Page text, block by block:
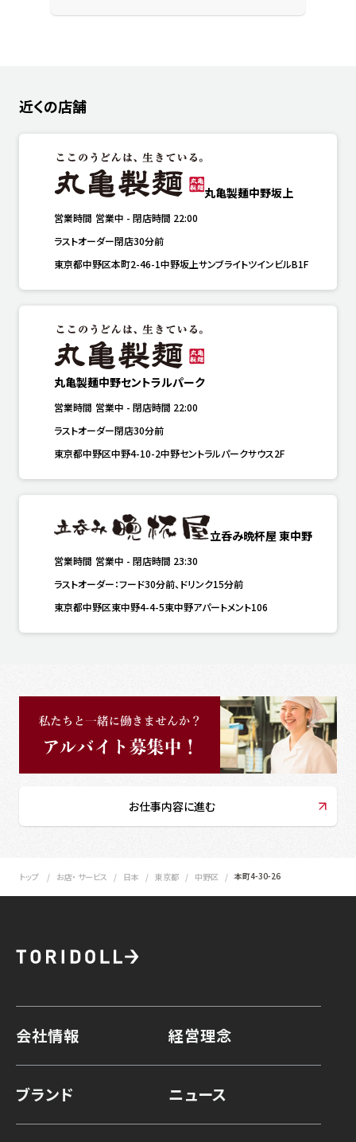
近くの店舗
丸亀製麺中野坂上
営業時間 営業中 - 閉店時間 22:00
ラストオーダー閉店30分前
東京都中野区本町2-46-1中野坂上サンブライトツインビルB1F
丸亀製麺中野セントラルパーク
営業時間 営業中 - 閉店時間 22:00
ラストオーダー閉店30分前
東京都中野区中野4-10-2中野セントラルパークサウス2F
立呑み晩杯屋 東中野
営業時間 営業中 - 閉店時間 23:30
ラストオーダー：フード30分前、ドリンク15分前
東京都中野区東中野4-4-5東中野アパートメント106
お仕事内容に進む
トップ お店・ サービス 日本 東京都 中野区 本町4-30-26
会社情報 経営理念
ブランド ニュース